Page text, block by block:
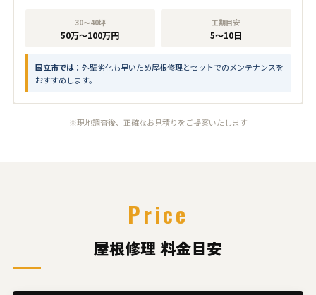
30〜40坪
50万〜100万円
工期目安
5〜10日
国立市では： 外壁劣化も早いため屋根修理とセットでのメンテナンスを
おすすめします。
※現地調査後、正確なお見積りをご提案いたします
Price
屋根修理 料金目安